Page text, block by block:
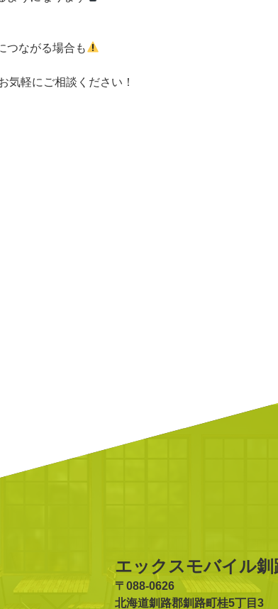
つながる場合も
気軽にご相談ください！
エックスモバイル釧
〒088-0626
北海道釧路郡釧路町桂5丁目3